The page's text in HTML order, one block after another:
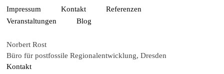
Impressum Kontakt
Referenzen
Veranstaltungen
Blog
Norbert Rost
Büro für postfossile Regionalentwicklung, Dresden
Kontakt